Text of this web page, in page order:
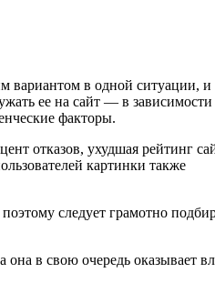
вариантом в одной ситуации, и
ее на сайт — в зависимости
факторы.
отказов, ухудшая рейтинг
картинки также
следует грамотно
она в свою очередь оказывает